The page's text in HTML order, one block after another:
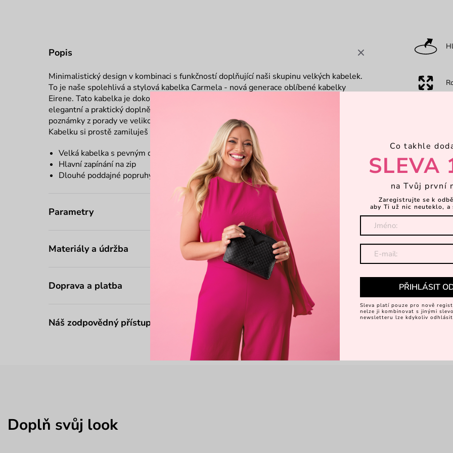
Popis
Minimalistický design v kombinaci s funkčností doplňující naši skupinu velkých kabelek.
To je naše spolehlivá a stylová kabelka Carmela - nová generace oblíbené kabelky
Eirene. Tato kabelka je dokonalým společníkem pro moderní ženu, která hledá
elegantní a praktický doplněk. Je ještě prostornější a praktičtější, vložíš do ní i svoje
poznámky z porady ve velikosti A4 a ještě ji uzavřeš zipem umístěným nahoře kabelky.
Kabelku si prostě zamiluješ a to vstávání do práce možná taky, hlavně kvůli ní.
Velká kabelka s pevným dnem
Hlavní zapínání na zip
Dlouhé poddajné popruhy na rameno
Parametry
Materiály a údržba
Doprava a platba
Náš zodpovědný přístup
Doplň svůj look
Co takhle
SLEVA
na Tvůj první
Zaregistrujte se k
aby Ti už nic neuteklo, a
PŘIHLÁSIT
Sleva platí pouze pro nově
nelze ji kombinovat s jinými
newsletteru lze kdykoliv